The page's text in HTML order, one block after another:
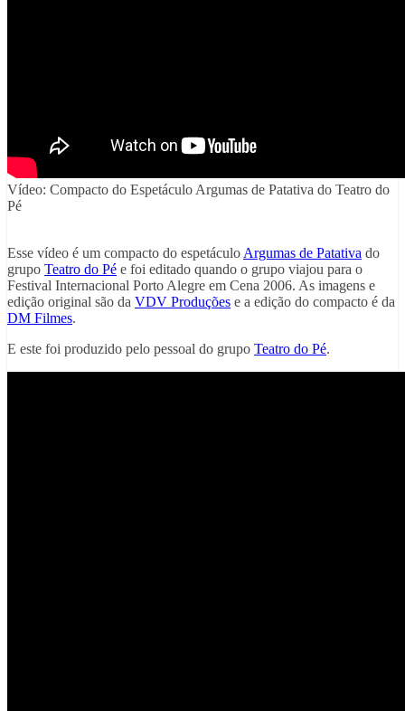
Vídeo: Compacto do Espetáculo Argumas de Patativa do Teatro do
Pé
Esse vídeo é um compacto do espetáculo Argumas de Patativa do
grupo Teatro do Pé e foi editado quando o grupo viajou para o
Festival Internacional Porto Alegre em Cena 2006. As imagens e
edição original são da VDV Produções e a edição do compacto é da
DM Filmes.
E este foi produzido pelo pessoal do grupo Teatro do Pé.